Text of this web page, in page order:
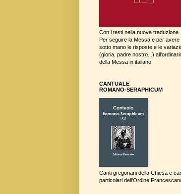
Con i testi nella nuova traduzione.
Per seguire la Messa e per avere
sotto mano le risposte e le
(gloria, padre nostro...)
della Messa in italiano
CANTUALE
ROMANO-SERAPHICUM
Canti gregoriani della Chiesa e
particolari dell'Ordine